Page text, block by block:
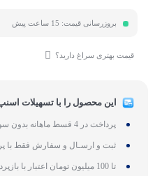
بروزرسانی قیمت: 15 ساعت پیش
قیمت بهتری سراغ دارید؟
این محصول را با تسهیلات
پرداخت در 4 قسط ماهانه بدون سود، چک و ضامن
ثبت و ارسـال و سفارش فقط با
تا 100 میلیون تومان اعتبار با بازپرداخت 24 ماهه